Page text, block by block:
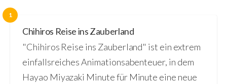
1
Chihiros Reise ins Zauberland
"Chihiros Reise ins Zauberland" ist ein extrem
einfallsreiches Animationsabenteuer, in dem
Hayao Miyazaki Minute für Minute eine neue